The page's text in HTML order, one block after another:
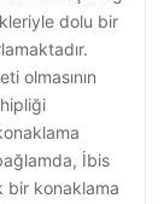
dolu bir
olmasının
İbis
bir konaklama